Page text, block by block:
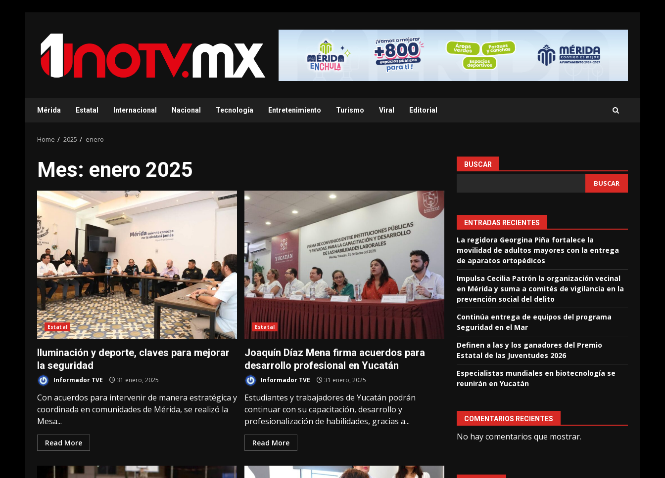
content
Mérida Estatal Internacional Nacional Tecnología Entretenimiento Turismo Viral Editorial
Home 2025 enero
Mes: enero 2025
Estatal
Iluminación y deporte, claves para mejorar
la seguridad
Informador TVE 31 enero, 2025
Con acuerdos para intervenir de manera estratégica y
coordinada en comunidades de Mérida, se realizó la
Mesa...
Read More
Estatal
Joaquín Díaz Mena firma acuerdos para
desarrollo profesional en Yucatán
Informador TVE 31 enero, 2025
Estudiantes y trabajadores de Yucatán podrán
continuar con su capacitación, desarrollo y
profesionalización de habilidades, gracias a...
Read More
BUSCAR
BUSCAR
ENTRADAS RECIENTES
La regidora Georgina Piña fortalece la
movilidad de adultos mayores con la entrega
de aparatos ortopédicos
Impulsa Cecilia Patrón la organización vecinal
en Mérida y suma a comités de vigilancia en la
prevención social del delito
Continúa entrega de equipos del programa
Seguridad en el Mar
Definen a las y los ganadores del Premio
Estatal de las Juventudes 2026
Especialistas mundiales en biotecnología se
reunirán en Yucatán
COMENTARIOS RECIENTES
No hay comentarios que mostrar.